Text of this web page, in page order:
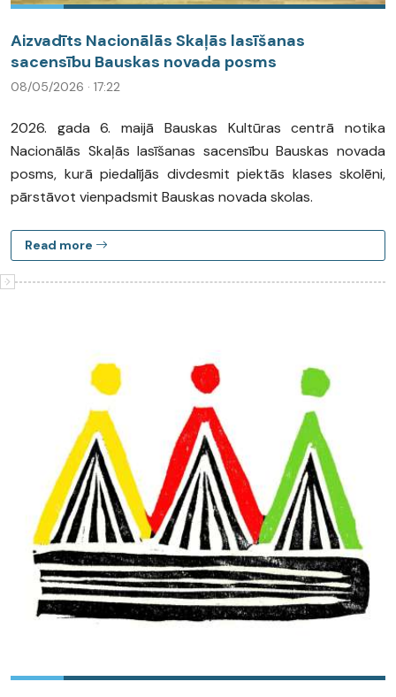
Aizvadīts Nacionālās Skaļās lasīšanas
sacensību Bauskas novada posms
08/05/2026 · 17:22
2026. gada 6. maijā Bauskas Kultūras centrā notika
Nacionālās Skaļās lasīšanas sacensību Bauskas novada
posms, kurā piedalījās divdesmit piektās klases skolēni,
pārstāvot vienpadsmit Bauskas novada skolas.
Read more